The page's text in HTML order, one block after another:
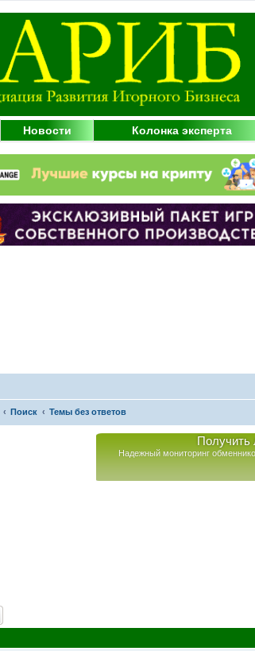
Новости Колонка эксперта
Поиск Темы без ответов
Получить
Надежный мониторинг